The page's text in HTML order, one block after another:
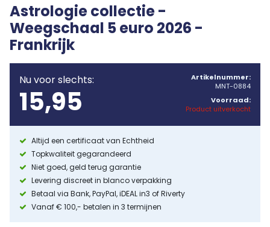
Astrologie collectie -
Weegschaal 5 euro 2026 -
Frankrijk
Nu voor slechts:
15,95
Artikelnummer:
MNT-0884
Voorraad:
Product uitverkocht
Altijd een certificaat van Echtheid
Topkwaliteit gegarandeerd
Niet goed, geld terug garantie
Levering discreet in blanco verpakking
Betaal via Bank, PayPal, iDEAL in3 of Riverty
Vanaf € 100,- betalen in 3 termijnen